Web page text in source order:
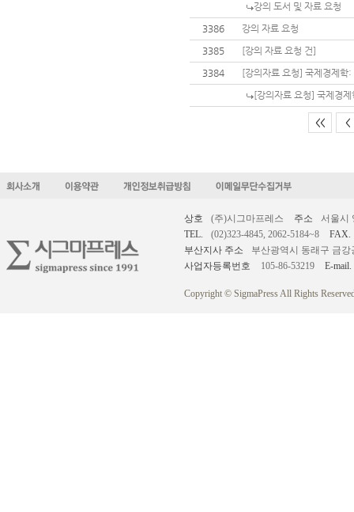
강의 도서 및 자료 요청
3386
강의 자료 요청
3385
[강의 자료 요청 건]
3384
[강의자료 요청] 국제경제학
[강의자료 요청] 국제경
<< <
상호 (주)시그마프레스 주소
서울시
TEL.
(02)323-4845, 2062-5184~8
FAX.
부산지사 주소
부산광역시 동래구 금강
사업자등록번호
105-86-53219 E-mail.
Copyright © SigmaPress All Rights